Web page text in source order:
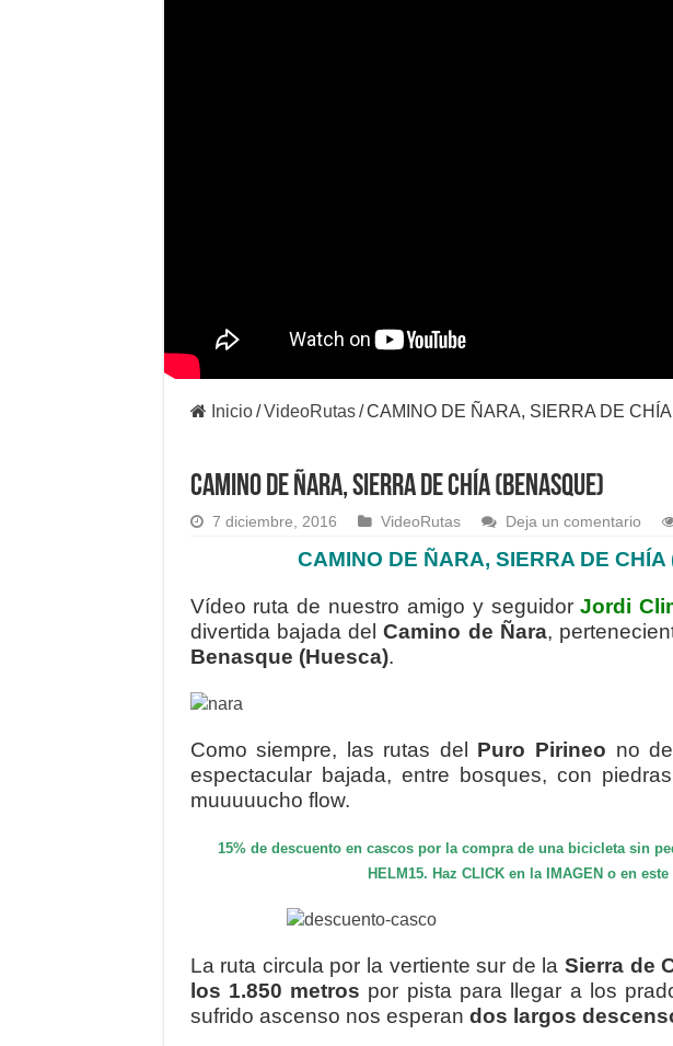
Inicio / VideoRutas / CAMINO DE ÑARA, SIERRA DE
CAMINO DE ÑARA, SIERRA DE CHÍA (BENASQUE)
7 diciembre, 2016 VideoRutas Deja un comentario
CAMINO DE ÑARA, SIERRA DE
Vídeo ruta de nuestro amigo y seguidorJordi
divertida bajada delCamino de Ñara,
Benasque (Huesca).
Como siempre, las rutas del Puro Pirineo no
espectacular bajada, entre bosques, con
muuuuucho flow.
15% de descuento en cascos por la compra de una bicicleta sin
HELM15. Haz CLICK en la IMAGEN o en este
La ruta circula por la vertiente sur de la Sierra de
los 1.850 metros por pista para llegar a los
sufrido ascenso nos esperan dos largos